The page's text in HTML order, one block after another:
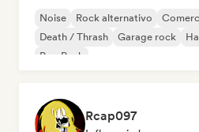
Noise Rock alternativo
Death / Thrash
Garage rock
Pop Punk
Rcap097